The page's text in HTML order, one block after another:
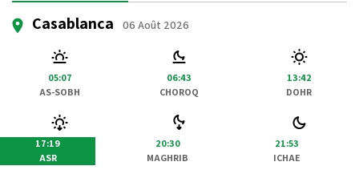
Casablanca 06 Août 2026
05:07
AS-SOBH
06:43
CHOROQ
13:42
DOHR
17:19
ASR
20:30
MAGHRIB
21:53
ICHAE